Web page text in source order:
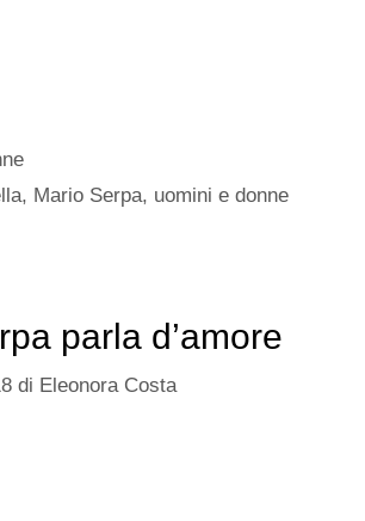
, Mario Serpa, uomini e donne
parla d’amore
di Eleonora Costa